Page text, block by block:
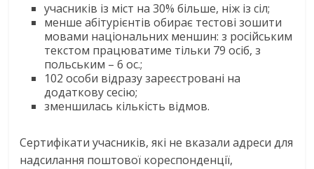
учасників із міст на 30% більше, ніж із сіл;
менше абітурієнтів обирає тестові зошити
мовами національних меншин: з російським
текстом працюватиме тільки 79 осіб, з
польським – 6 ос.;
102 особи відразу зареєстровані на
додаткову сесію;
зменшилась кількість відмов.
Сертифікати учасників, які не вказали адреси для
надсилання поштової кореспонденції,